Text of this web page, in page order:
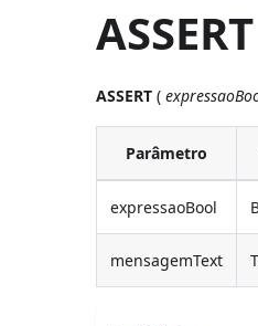
ASSERT
ASSERT (
Parâmetro
expressaoBool
mensagemText